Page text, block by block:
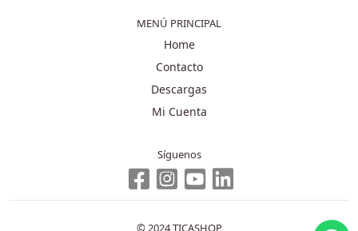
MENÚ PRINCIPAL
Home
Contacto
Descargas
Mi Cuenta
Síguenos
© 2024 TICASHOP